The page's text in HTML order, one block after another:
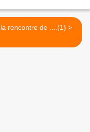
À la rencontre de ....(1) >